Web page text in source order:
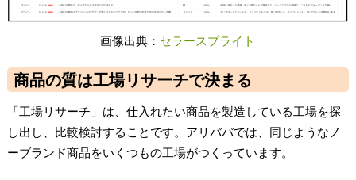
画像出典： セラースプライト
商品の質は工場リサーチで決まる
「工場リサーチ」は、仕入れたい商品を製造している工場を探
し出し、比較検討することです。アリババでは、同じようなノ
ーブランド商品をいくつもの工場がつくっています。